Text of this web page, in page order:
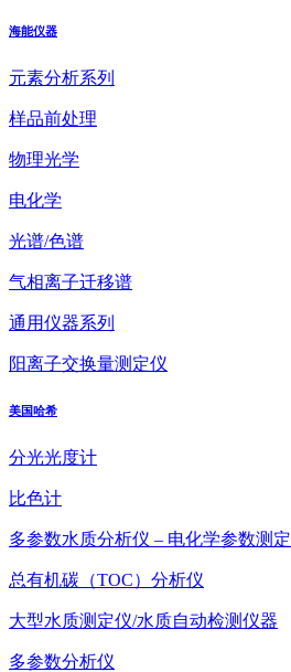
海能仪器
元素分析系列
样品前处理
物理光学
电化学
光谱/色谱
气相离子迁移谱
通用仪器系列
阳离子交换量测定仪
美国哈希
分光光度计
比色计
多参数水质分析仪 – 电化学参数测定
总有机碳（TOC）分析仪
大型水质测定仪/水质自动检测仪器
多参数分析仪